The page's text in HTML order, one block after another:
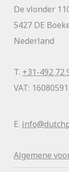
De vlonder
5427 DE
Nederland
T. +31-492 72
VAT: 16080591
E.
Algemene